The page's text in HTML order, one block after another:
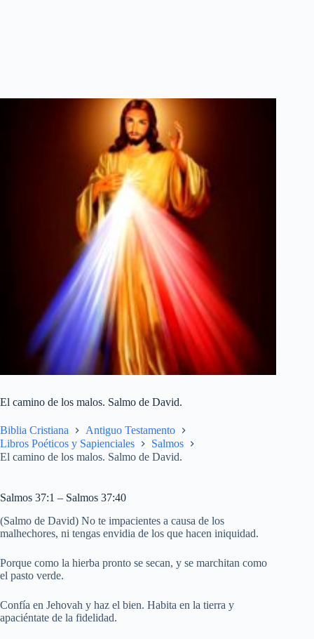
El camino de los malos. Salmo de David.
Biblia Cristiana
Antiguo Testamento
Libros Poéticos y Sapienciales
Salmos
El camino de los malos. Salmo de David.
Salmos 37:1 – Salmos 37:40
(Salmo de David) No te impacientes a causa de los
malhechores, ni tengas envidia de los que hacen iniquidad.
Porque como la hierba pronto se secan, y se marchitan como
el pasto verde.
Confía en Jehovah y haz el bien. Habita en la tierra y
apaciéntate de la fidelidad.